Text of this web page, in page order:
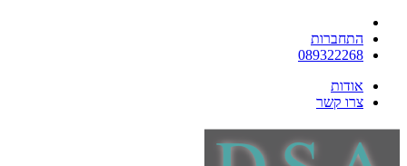
התחברות
089322268
אודות
צרו קשר